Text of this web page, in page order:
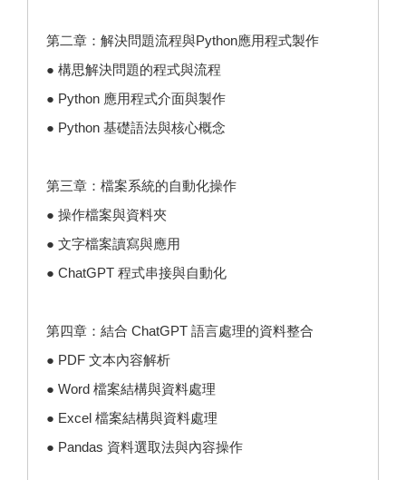
第二章：解決問題流程與Python應用程式製作
● 構思解決問題的程式與流程
● Python 應用程式介面與製作
● Python 基礎語法與核心概念
第三章：檔案系統的自動化操作
● 操作檔案與資料夾
● 文字檔案讀寫與應用
● ChatGPT 程式串接與自動化
第四章：結合 ChatGPT 語言處理的資料整合
● PDF 文本內容解析
● Word 檔案結構與資料處理
● Excel 檔案結構與資料處理
● Pandas 資料選取法與內容操作